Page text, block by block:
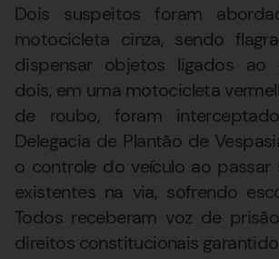
Dois suspeitos foram
motocicleta cinza, sendo
dispensar objetos ligados ao
dois, em uma motocicleta
de roubo, foram
Delegacia de Plantão de
o controle do veículo ao passar
existentes na via, sofrendo
Todos receberam voz de
direitos constitucionais